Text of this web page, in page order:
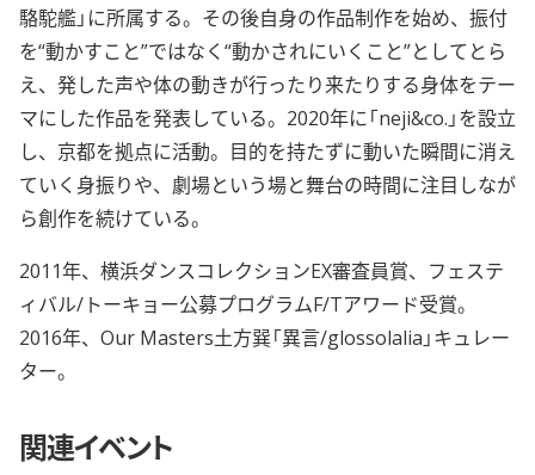
駱駝艦」に所属する。その後自身の作品制作を始め、振付
を“動かすこと”ではなく“動かされにいくこと”としてとら
え、発した声や体の動きが行ったり来たりする身体をテー
マにした作品を発表している。2020年に「neji&co.」を設立
し、京都を拠点に活動。目的を持たずに動いた瞬間に消え
ていく身振りや、劇場という場と舞台の時間に注目しなが
ら創作を続けている。
2011年、横浜ダンスコレクションEX審査員賞、フェステ
ィバル/トーキョー公募プログラムF/Tアワード受賞。
2016年、Our Masters土方巽「異言/glossolalia」キュレー
ター。
関連イベント